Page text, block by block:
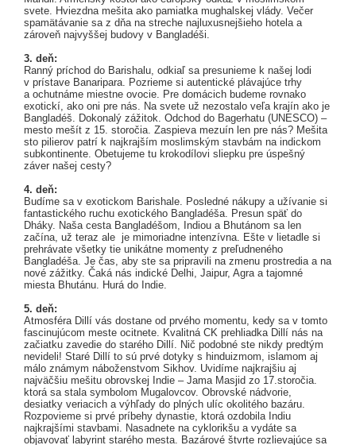
svete. Hviezdna mešita ako pamiatka mughalskej vlády. Večer
spamätávanie sa z dňa na streche najluxusnejšieho hotela a
zároveň najvyššej budovy v Bangladéši.
3. deň:
Ranný príchod do Barishalu, odkiaľ sa presunieme k našej lodi
v prístave Banaripara. Pozrieme si autentické plávajúce trhy
a ochutnáme miestne ovocie. Pre domácich budeme rovnako
exotickí, ako oni pre nás. Na svete už nezostalo veľa krajín ako je
Bangladéš. Dokonalý zážitok. Odchod do Bagerhatu (UNESCO) –
mesto mešít z 15. storočia. Zaspieva mezuín len pre nás? Mešita
sto pilierov patrí k najkrajším moslimským stavbám na indickom
subkontinente. Obetujeme tu krokodílovi sliepku pre úspešný
záver našej cesty?
4. deň:
Budíme sa v exotickom Barishale. Posledné nákupy a užívanie si
fantastického ruchu exotického Bangladéša. Presun späť do
Dháky. Naša cesta Bangladéšom, Indiou a Bhutánom sa len
začína, už teraz ale je mimoriadne intenzívna. Ešte v lietadle si
prehrávate všetky tie unikátne momenty z preľudneného
Bangladéša. Je čas, aby ste sa pripravili na zmenu prostredia a na
nové zážitky. Čaká nás indické Delhi, Jaipur, Agra a tajomné
miesta Bhutánu. Hurá do Indie.
5. deň:
Atmosféra Dillí vás dostane od prvého momentu, kedy sa v tomto
fascinujúcom meste ocitnete. Kvalitná CK prehliadka Dillí nás na
začiatku zavedie do starého Dillí. Nič podobné ste nikdy predtým
nevideli! Staré Dillí to sú prvé dotyky s hinduizmom, islamom aj
málo známym náboženstvom Sikhov. Uvidíme najkrajšiu aj
najväčšiu mešitu obrovskej Indie – Jama Masjid zo 17.storočia.
ktorá sa stala symbolom Mugalovcov. Obrovské nádvorie,
desiatky veriacich a výhľady do plných ulíc okolitého bazáru.
Rozpovieme si prvé príbehy dynastie, ktorá ozdobila Indiu
najkrajšími stavbami. Nasadnete na cyklorikšu a vydáte sa
objavovať labyrint starého mesta. Bazárové štvrte rozlievajúce sa